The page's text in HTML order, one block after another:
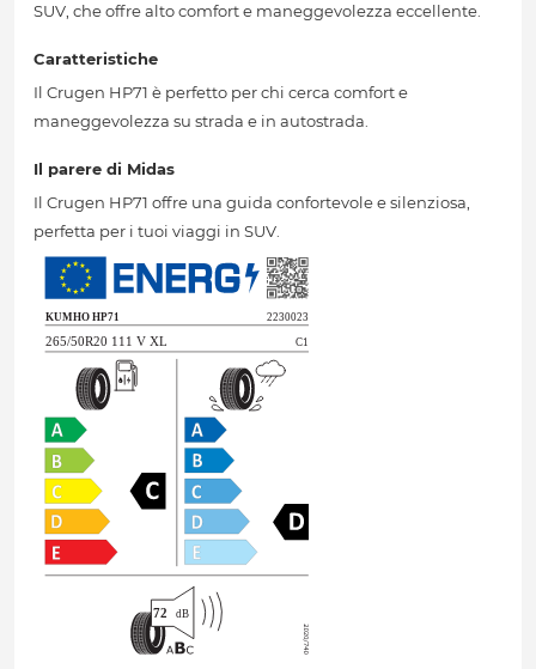
SUV, che offre alto comfort e maneggevolezza eccellente.
Caratteristiche
Il Crugen HP71 è perfetto per chi cerca comfort e
maneggevolezza su strada e in autostrada.
Il parere di Midas
Il Crugen HP71 offre una guida confortevole e silenziosa,
perfetta per i tuoi viaggi in SUV.